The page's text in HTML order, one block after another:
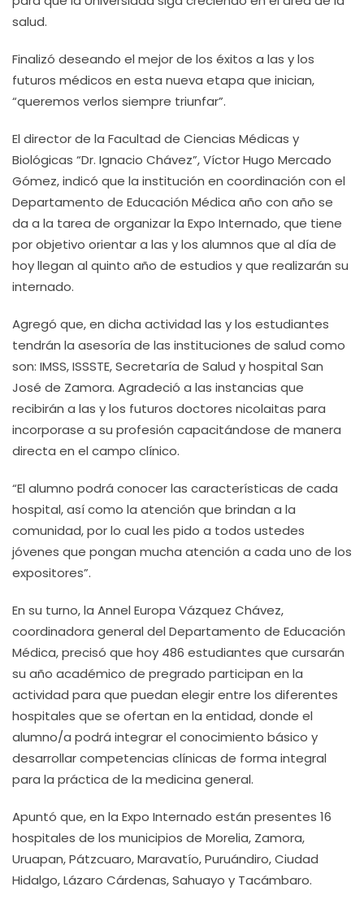
salud.
Finalizó deseando el mejor de los éxitos a las y los
futuros médicos en esta nueva etapa que inician,
“queremos verlos siempre triunfar”.
El director de la Facultad de Ciencias Médicas y
Biológicas “Dr. Ignacio Chávez”, Víctor Hugo Mercado
Gómez, indicó que la institución en coordinación con el
Departamento de Educación Médica año con año se
da a la tarea de organizar la Expo Internado, que tiene
por objetivo orientar a las y los alumnos que al día de
hoy llegan al quinto año de estudios y que realizarán su
internado.
Agregó que, en dicha actividad las y los estudiantes
tendrán la asesoría de las instituciones de salud como
son: IMSS, ISSSTE, Secretaría de Salud y hospital San
José de Zamora. Agradeció a las instancias que
recibirán a las y los futuros doctores nicolaitas para
incorporase a su profesión capacitándose de manera
directa en el campo clínico.
“El alumno podrá conocer las características de cada
hospital, así como la atención que brindan a la
comunidad, por lo cual les pido a todos ustedes
jóvenes que pongan mucha atención a cada uno de los
expositores”.
En su turno, la Annel Europa Vázquez Chávez,
coordinadora general del Departamento de Educación
Médica, precisó que hoy 486 estudiantes que cursarán
su año académico de pregrado participan en la
actividad para que puedan elegir entre los diferentes
hospitales que se ofertan en la entidad, donde el
alumno/a podrá integrar el conocimiento básico y
desarrollar competencias clínicas de forma integral
para la práctica de la medicina general.
Apuntó que, en la Expo Internado están presentes 16
hospitales de los municipios de Morelia, Zamora,
Uruapan, Pátzcuaro, Maravatío, Puruándiro, Ciudad
Hidalgo, Lázaro Cárdenas, Sahuayo y Tacámbaro.